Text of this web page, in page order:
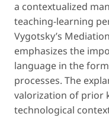
a contextualized
teaching-learning
Vygotsky’s
emphasizes the
language in the
processes. The
valorization of prior
technological